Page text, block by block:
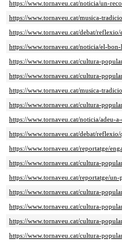
https://www.tornaveu.cat/noticia/un-
https://www.tornaveu.cat/musica-
https://www.tornaveu.cat/debat/
https://www.tornaveu.cat/noticia/el-
https://www.tornaveu.cat/cultura-
https://www.tornaveu.cat/cultura-
https://www.tornaveu.cat/musica-
https://www.tornaveu.cat/cultura-
https://www.tornaveu.cat/noticia/adeu-
https://www.tornaveu.cat/debat/
https://www.tornaveu.cat/reportatge/
https://www.tornaveu.cat/cultura-
https://www.tornaveu.cat/reportatge/
https://www.tornaveu.cat/cultura-
https://www.tornaveu.cat/cultura-
https://www.tornaveu.cat/cultura-
https://www.tornaveu.cat/cultura-